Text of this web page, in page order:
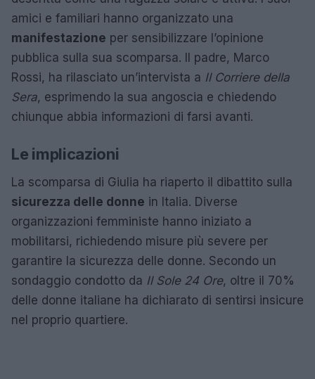
amici e familiari hanno organizzato una
manifestazione per sensibilizzare l’opinione
pubblica sulla sua scomparsa. Il padre, Marco
Rossi, ha rilasciato un’intervista a Il Corriere della
Sera, esprimendo la sua angoscia e chiedendo
chiunque abbia informazioni di farsi avanti.
Le implicazioni
La scomparsa di Giulia ha riaperto il dibattito sulla
sicurezza delle donne in Italia. Diverse
organizzazioni femministe hanno iniziato a
mobilitarsi, richiedendo misure più severe per
garantire la sicurezza delle donne. Secondo un
sondaggio condotto da Il Sole 24 Ore, oltre il 70%
delle donne italiane ha dichiarato di sentirsi insicure
nel proprio quartiere.